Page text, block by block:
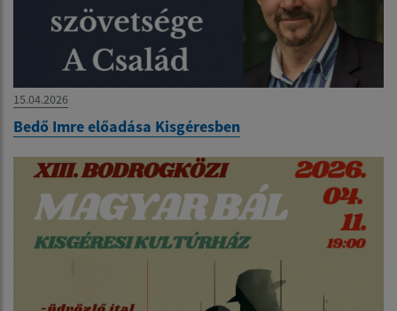
15.04.2026
Bedő Imre előadása Kisgéresben